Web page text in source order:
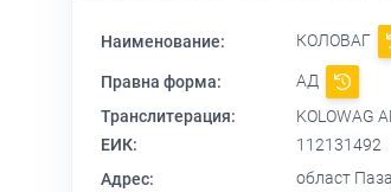
Наименование: КОЛОВАГ
Правна форма:
АД
Транслитерация:
KOLOWAG
ЕИК:
112131492
Адрес:
област